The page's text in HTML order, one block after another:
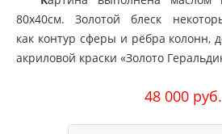
80х40см. Золотой блеск
как контур сферы и рёбра колонн,
акриловой краски «Золото
48 000 руб.